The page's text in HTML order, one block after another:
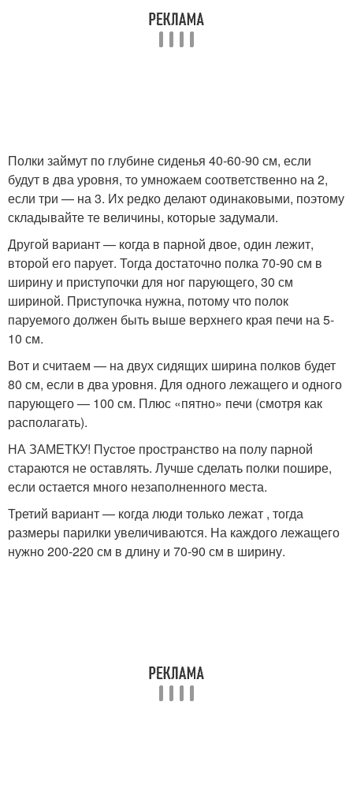
Полки займут по глубине сиденья 40-60-90 см, если
будут в два уровня, то умножаем соответственно на 2,
если три — на 3. Их редко делают одинаковыми, поэтому
складывайте те величины, которые задумали.
Другой вариант — когда в парной двое, один лежит,
второй его парует. Тогда достаточно полка 70-90 см в
ширину и приступочки для ног парующего, 30 см
шириной. Приступочка нужна, потому что полок
паруемого должен быть выше верхнего края печи на 5-
10 см.
Вот и считаем — на двух сидящих ширина полков будет
80 см, если в два уровня. Для одного лежащего и одного
парующего — 100 см. Плюс «пятно» печи (смотря как
располагать).
НА ЗАМЕТКУ! Пустое пространство на полу парной
стараются не оставлять. Лучше сделать полки пошире,
если остается много незаполненного места.
Третий вариант — когда люди только лежат , тогда
размеры парилки увеличиваются. На каждого лежащего
нужно 200-220 см в длину и 70-90 см в ширину.